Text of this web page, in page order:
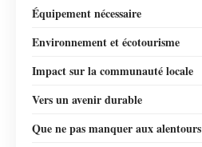
Équipement nécessaire
Environnement et écotourisme
Impact sur la communauté locale
Vers un avenir durable
Que ne pas manquer aux alentours